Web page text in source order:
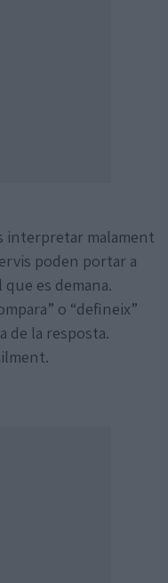
interpretar malament
poden portar a
es demana.
o “defineix”
de la resposta.